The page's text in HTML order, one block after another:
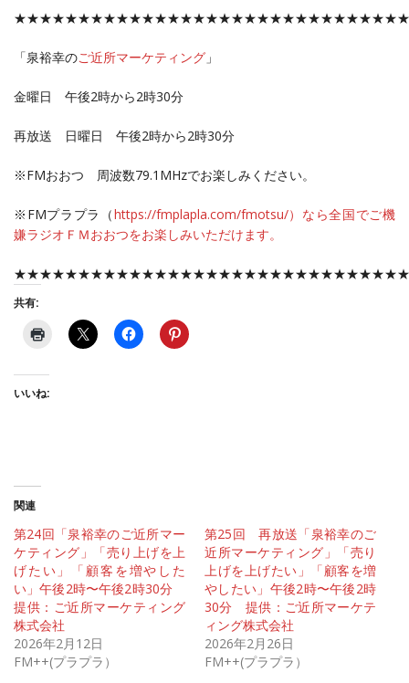
「泉裕幸のご近所マーケティング 」
金曜日 午後2時から2時30分
再放送 日曜日 午後2時から2時30分
※FMおおつ 周波数79.1MHzでお楽しみください。
※FMプラプラ（https://fmplapla.com/fmotsu/）なら全国でご機
嫌ラジオＦＭおおつをお楽しみいただけます。
共有:
いいね:
関連
第24回「泉裕幸のご近所マー
ケティング」「売り上げを上
げたい」「顧客を増やした
い」午後2時〜午後2時30分
提供：ご近所マーケティング
株式会社
2026年2月12日
FM++(プラプラ）
第25回 再放送「泉裕幸のご
近所マーケティング」「売り
上げを上げたい」「顧客を増
やしたい」午後2時〜午後2時
30分 提供：ご近所マーケテ
ィング株式会社
2026年2月26日
FM++(プラプラ）